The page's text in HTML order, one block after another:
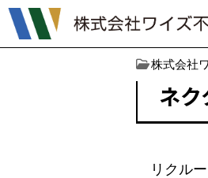
株式会社
ネク
リクルー